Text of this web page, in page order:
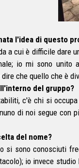
l'idea di questo
a cui è difficile dare
io mi sono unito
che quello che è
del gruppo?
c'è chi si
di noi segue con
del nome?
si sono conosciuti
io invece